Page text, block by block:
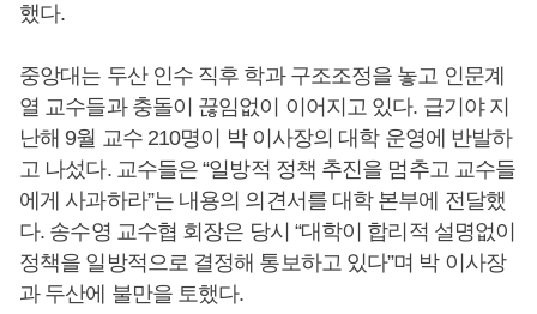
했다.
중앙대는 두산 인수 직후 학과 구조조정을 놓고 인문계
열 교수들과 충돌이 끊임없이 이어지고 있다. 급기야 지
난해 9월 교수 210명이 박 이사장의 대학 운영에 반발하
고 나섰다. 교수들은 “일방적 정책 추진을 멈추고 교수들
에게 사과하라”는 내용의 의견서를 대학 본부에 전달했
다. 송수영 교수협 회장은 당시 “대학이 합리적 설명없이
정책을 일방적으로 결정해 통보하고 있다”며 박 이사장
과 두산에 불만을 토했다.